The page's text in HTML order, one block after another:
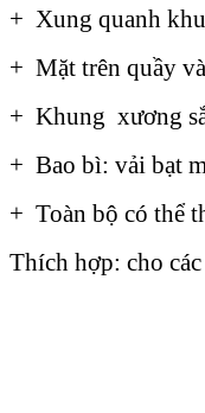
+ Xung quanh
+ Mặt trên quầy
+ Khung xương
+ Bao bì: vải bạt
+ Toàn bộ có thể
Thích hợp: cho